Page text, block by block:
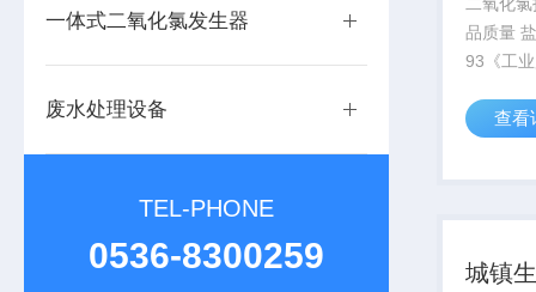
一体式二氧化氯发生器
废水处理设备
TEL-PHONE
0536-8300259
品质量 盐酸应符合GB320-
93《工
氯酸钠
查看
城镇